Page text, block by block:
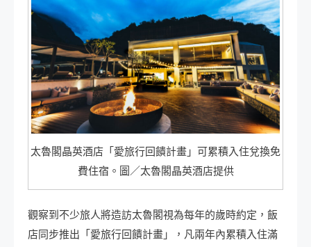
太魯閣晶英酒店「愛旅行回饋計畫」可累積入住兌換免
費住宿。圖／太魯閣晶英酒店提供
觀察到不少旅人將造訪太魯閣視為每年的歲時約定，飯
店同步推出「愛旅行回饋計畫」，凡兩年內累積入住滿